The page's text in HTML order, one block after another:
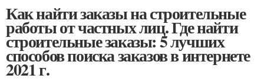
Как найти заказы на строительные
работы от частных лиц. Где найти
строительные заказы: 5 лучших
способов поиска заказов в интернете
2021 г.